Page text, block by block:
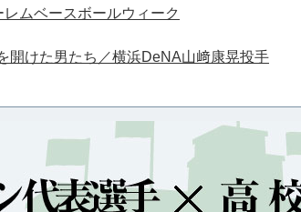
ムベースボールウィーク
開けた男たち／横浜DeNA山﨑康晃投手